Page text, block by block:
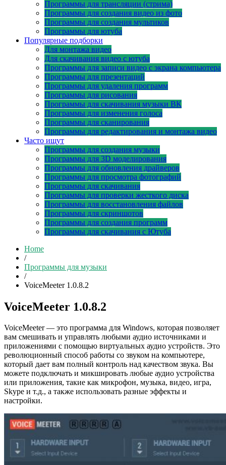
Программы для трансляции (стрима)
Программы для создания видео из фото
Программы для создания мультиков
Программы для ютуба
Популярные подборки
Для монтажа видео
Для скачивания видео с ютуба
Программы для записи видео с экрана компьютера
Программы для презентаций
Программы для удаления программ
Программы для рисования
Программы для скачивания музыки ВК
Программы для изменения голоса
Программы для сканирования
Программы для редактирования и монтажа видео
Часто ищут
Программы для создания музыки
Программы для 3D моделирования
Программы для обновления драйверов
Программы для просмотра фотографий
Программы для скачивания
Программы для проверки жесткого диска
Программы для восстановления файлов
Программы для скриншотов
Программы для создания программ
Программы для скачивания с Ютуба
Home
/
Программы для музыки
/
VoiceMeeter 1.0.8.2
VoiceMeeter 1.0.8.2
VoiceMeeter — это программа для Windows, которая позволяет
вам смешивать и управлять любыми аудио источниками и
приложениями с помощью виртуальных аудио устройств. Это
революционный способ работы со звуком на компьютере,
который дает вам полный контроль над качеством звука. Вы
можете подключать и микшировать любые аудио устройства
или приложения, такие как микрофон, музыка, видео, игра,
Skype и т.д., а также использовать разные эффекты и
настройки.